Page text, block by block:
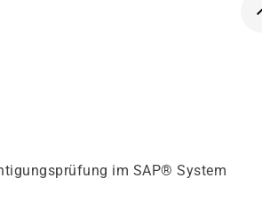
im SAP® System